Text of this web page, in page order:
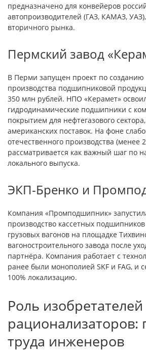
предназначено для конвейеров
автопроизводителей (ГАЗ, КАМАЗ,
вторичного рынка.
Пермский завод
В Перми запущен проект по созданию
производства подшипниковой
350 млн рублей. НПО «Керамет»
гидродинамические подшипники с
покрытием для нефтегазового
американских поставок. На фоне
отечественного производства (менее
рассматривается как важный шаг по
локального выпуска.
ЭКП-Бренко и
Компания «Промподшипник»
производство кассетных
грузовых вагонов на площадке
вагоностроительного завода после
партнёра. Компания работает с
ранее были монополией SKF и FAG, и
100% локализацию.
Роль
рационализаторов:
труда инженеров